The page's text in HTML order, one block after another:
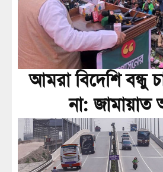
আমরা বিদেশি বন্ধু
না: জামায়াত